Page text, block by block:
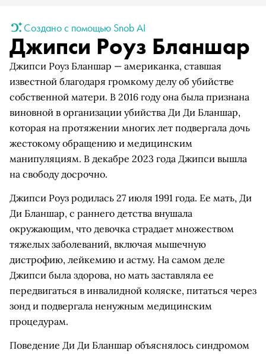
Создано с помощью Snob AI
Джипси Роуз Бланшар
Джипси Роуз Бланшар — американка, ставшая
известной благодаря громкому делу об убийстве
собственной матери. В 2016 году она была признана
виновной в организации убийства Ди Ди Бланшар,
которая на протяжении многих лет подвергала дочь
жестокому обращению и медицинским
манипуляциям. В декабре 2023 года Джипси вышла
на свободу досрочно.
Джипси Роуз родилась 27 июля 1991 года. Ее мать, Ди
Ди Бланшар, с раннего детства внушала
окружающим, что девочка страдает множеством
тяжелых заболеваний, включая мышечную
дистрофию, лейкемию и астму. На самом деле
Джипси была здорова, но мать заставляла ее
передвигаться в инвалидной коляске, питаться через
зонд и подвергала ненужным медицинским
процедурам.
Поведение Ди Ди Бланшар объяснялось синдромом